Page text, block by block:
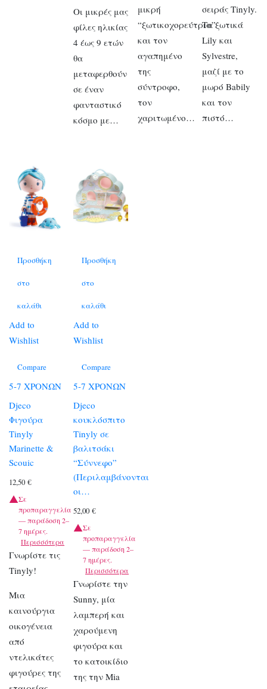
Οι μικρές μας
φίλες ηλικίας
4 έως 9 ετών
θα
μεταφερθούν
σε έναν
φανταστικό
κόσμο με…
μικρή
“ξωτικοχορεύτρια”
και τον
αγαπημένο
της
σύντροφο,
τον
χαριτωμένο…
σειράς Tinyly.
Τα ξωτικά
Lily και
Sylvestre,
μαζί με το
μωρό Babily
και τον
πιστό…
Προσθήκη
στο
καλάθι
Add to
Wishlist
Compare
5-7 ΧΡΟΝΩΝ
Djeco
Φιγούρα
Tinyly
Marinette &
Scouic
12,50 €
Σε
προπαραγγελία
— παράδοση 2–
7 ημέρες.
Περισσότερα
Γνωρίστε τις
Tinyly!
Μια
καινούργια
οικογένεια
από
ντελικάτες
φιγούρες της
Προσθήκη
στο
καλάθι
Add to
Wishlist
Compare
5-7 ΧΡΟΝΩΝ
Djeco
κουκλόσπιτο
Tinyly σε
βαλιτσάκι
“Σύννεφο”
(Περιλαμβάνονται
οι…
52,00€
Σε
προπαραγγελία
— παράδοση 2–
7 ημέρες.
Περισσότερα
Γνωρίστε την
Sunny, μία
λαμπερή και
χαρούμενη
φιγούρα και
το κατοικίδιο
της την Mia